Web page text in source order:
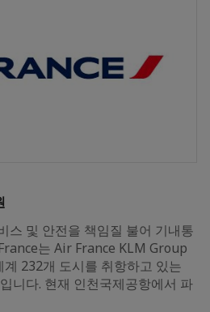
스 및 안전을 책임질 불어 기내통
는 Air France KLM Group
232개 도시를 취항하고 있는
니다. 현재 인천국제공항에서 파